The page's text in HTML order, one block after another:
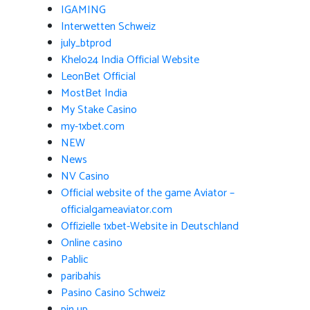
IGAMING
Interwetten Schweiz
july_btprod
Khelo24 India Official Website
LeonBet Official
MostBet India
My Stake Casino
my-1xbet.com
NEW
News
NV Casino
Official website of the game Aviator –
officialgameaviator.com
Offizielle 1xbet-Website in Deutschland
Online casino
Pablic
paribahis
Pasino Casino Schweiz